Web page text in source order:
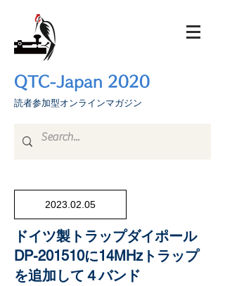
QTC-Japan 2020
​読者参加型オンラインマガジン
2023.02.05
ドイツ製トラップダイポール
DP-201510に14MHzトラップ
を追加して４バンド